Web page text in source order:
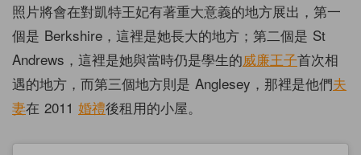
照片將會在對凱特王妃有著重大意義的地方展出，第一
個是 Berkshire，這裡是她長大的地方；第二個是 St
Andrews，這裡是她與當時仍是學生的威廉王子首次相
遇的地方，而第三個地方則是 Anglesey，那裡是他們夫
妻在 2011 婚禮後租用的小屋。